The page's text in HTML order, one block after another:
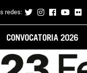
redes:
CONVOCATORIA 2026